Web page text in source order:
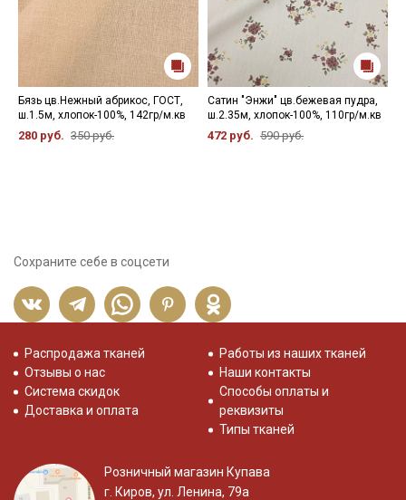
Бязь цв.Нежный абрикос, ГОСТ,
ш.1.5м, хлопок-100%, 142гр/м.кв
280 руб. 350 руб.
Сатин "Энжи" цв.бежевая пудра,
ш.2.35м, хлопок-100%, 110гр/м.кв
472 руб. 590 руб.
Сохраните себе в соцсети
Распродажа тканей
Отзывы о нас
Система скидок
Доставка и оплата
Работы из наших тканей
Наши контакты
Способы оплаты и
реквизиты
Типы тканей
Розничный магазин Купава
г. Киров, ул. Ленина, 79а